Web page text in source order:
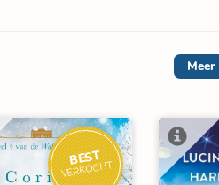
Meer
BEST
VERKOCHT